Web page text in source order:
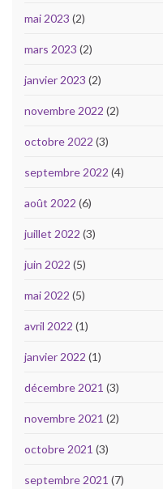
mai 2023 (2)
mars 2023 (2)
janvier 2023 (2)
novembre 2022 (2)
octobre 2022 (3)
septembre 2022 (4)
août 2022 (6)
juillet 2022 (3)
juin 2022 (5)
mai 2022 (5)
avril 2022 (1)
janvier 2022 (1)
décembre 2021 (3)
novembre 2021 (2)
octobre 2021 (3)
septembre 2021 (7)